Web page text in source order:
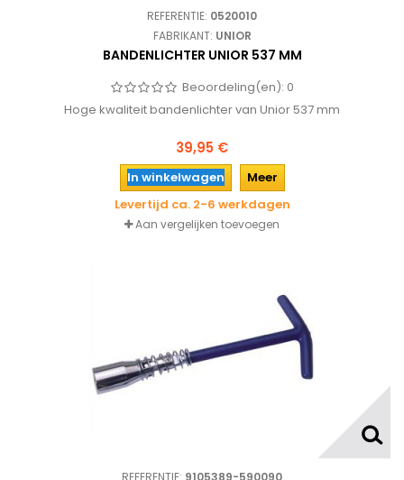
REFERENTIE: 0520010
FABRIKANT: UNIOR
BANDENLICHTER UNIOR 537 MM
Beoordeling(en): 0
Hoge kwaliteit bandenlichter van Unior 537 mm
39,95 €
In winkelwagen
Meer
Levertijd ca. 2-6 werkdagen
Aan vergelijken toevoegen
REFERENTIE: 9105389-590090